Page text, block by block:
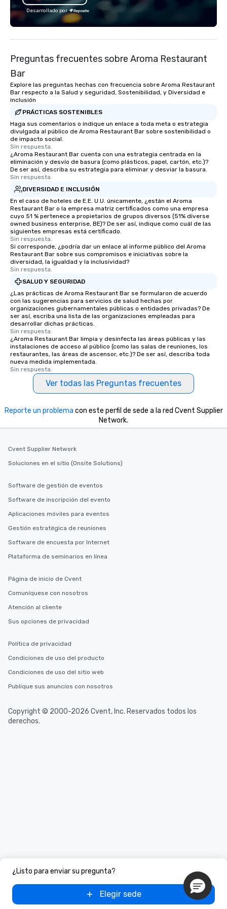
experiences. Wind in your hair,
amazing flavors, and endless fun—
let’s ride! 🏍️🍷🧀
Enjoy all the flavors
friends over craft
small plates. The Tradition The Story
in the mountainous
learned on their
gave them the
the world.
Desarrollado por
Preguntas frecuentes sobre Aroma Restaurant
Bar
Explore las preguntas hechas con frecuencia sobre Aroma Restaurant
Bar respecto a la Salud y seguridad, Sostenibilidad, y Diversidad e
inclusión
PRÁCTICAS SOSTENIBLES
Haga sus comentarios o indique un enlace a toda meta o estrategia
divulgada al público de Aroma Restaurant Bar sobre sostenibilidad o
de impacto social.
Sin respuesta.
¿Aroma Restaurant Bar cuenta con una estrategia centrada en la
eliminación y desvío de basura (como plásticos, papel, cartón, etc.)?
De ser así, describa su estrategia para eliminar y desviar la basura.
Sin respuesta.
DIVERSIDAD E INCLUSIÓN
En el caso de hoteles de E.E. U.U. únicamente, ¿están el Aroma
Restaurant Bar o la empresa matriz certificados como una empresa
cuyo 51 % pertenece a propietarios de grupos diversos (51% diverse
owned business enterprise, BE)? De ser así, indique como cuál de las
siguientes empresas está certificado.
Sin respuesta.
Si corresponde, ¿podría dar un enlace al informe público del Aroma
Restaurant Bar sobre sus compromisos e iniciativas sobre la
diversidad, la igualdad y la inclusividad?
Sin respuesta.
SALUD Y SEGURIDAD
¿Las prácticas de Aroma Restaurant Bar se formularon de acuerdo
con las sugerencias para servicios de salud hechas por
organizaciones gubernamentales públicas o entidades privadas? De
ser así, escriba una lista de las organizaciones empleadas para
desarrollar dichas prácticas.
Sin respuesta.
¿Aroma Restaurant Bar limpia y desinfecta las áreas públicas y las
instalaciones de acceso al público (como las salas de reuniones, los
restaurantes, las áreas de ascensor, etc.)? De ser así, describa toda
nueva medida implementada.
Sin respuesta.
Ver todas las Preguntas frecuentes
¿Listo para enviar su pregunta?
Elegir sede
Reporte un problema con este perfil de sede a la red Cvent Supplier
Network.
Cvent Supplier Network
Soluciones en el sitio (Onsite Solutions)
Software de gestión de eventos
Software de inscripción del evento
Aplicaciones móviles para eventos
Gestión estratégica de reuniones
Software de encuesta por Internet
Plataforma de seminarios en línea
Página de inicio de Cvent
Comuníquese con nosotros
Atención al cliente
Sus opciones de privacidad
Política de privacidad
Condiciones de uso del producto
Condiciones de uso del sitio web
Publique sus anuncios con nosotros
Copyright © 2000-2026 Cvent, Inc. Reservados todos los
derechos.